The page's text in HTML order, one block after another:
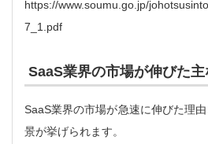
https://www.soumu.go.jp/
7_1.pdf
SaaS業界の市場が伸びた主
SaaS業界の市場が急速に伸びた理
景が挙げられます。